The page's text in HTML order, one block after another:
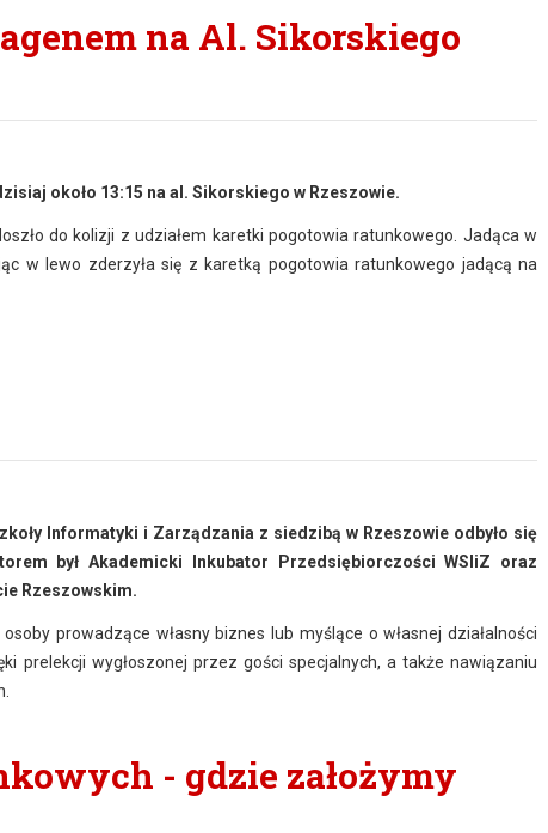
na Al. Sikorskiego
około 13:15 na al. Sikorskiego w Rzeszowie.
do kolizji z udziałem karetki pogotowia ratunkowego. Jadąca w
w lewo zderzyła się z karetką pogotowia ratunkowego jadącą na
Informatyki i Zarządzania z siedzibą w Rzeszowie odbyło się
był Akademicki Inkubator Przedsiębiorczości WSIiZ oraz
Rzeszowskim.
prowadzące własny biznes lub myślące o własnej działalności
prelekcji wygłoszonej przez gości specjalnych, a także nawiązaniu
- gdzie założymy